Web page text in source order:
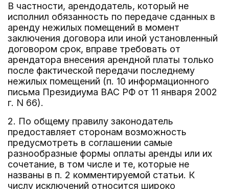
В частности, арендодатель, который не
исполнил обязанность по передаче сданных в
аренду нежилых помещений в момент
заключения договора или иной установленный
договором срок, вправе требовать от
арендатора внесения арендной платы только
после фактической передачи последнему
нежилых помещений (п. 10 информационного
письма Президиума ВАС РФ от 11 января 2002
г. N 66).
2. По общему правилу законодатель
предоставляет сторонам возможность
предусмотреть в соглашении самые
разнообразные формы оплаты аренды или их
сочетание, в том числе и те, которые не
названы в п. 2 комментируемой статьи. К
числу исключений относится широко